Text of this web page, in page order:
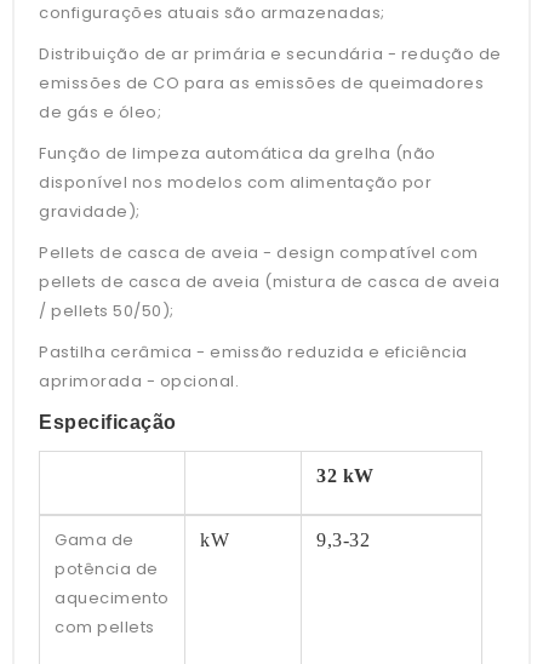
configurações atuais são armazenadas;
Distribuição de ar primária e secundária - redução de
emissões de CO para as emissões de queimadores
de gás e óleo;
Função de limpeza automática da grelha (não
disponível nos modelos com alimentação por
gravidade);
Pellets de casca de aveia - design compatível com
pellets de casca de aveia (mistura de casca de aveia
/ pellets 50/50);
Pastilha cerâmica - emissão reduzida e eficiência
aprimorada - opcional.
Especificação
32 kW
Gama de
potência de
aquecimento
com pellets
kW 9,3-32